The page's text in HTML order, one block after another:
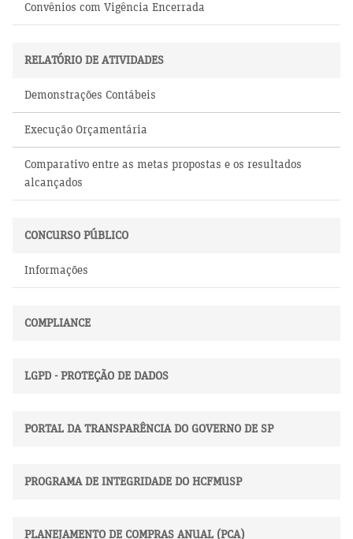
Convênios com Vigência Encerrada
RELATÓRIO DE ATIVIDADES
Demonstrações Contábeis
Execução Orçamentária
Comparativo entre as metas propostas e os resultados
alcançados
CONCURSO PÚBLICO
Informações
COMPLIANCE
LGPD - PROTEÇÃO DE DADOS
PORTAL DA TRANSPARÊNCIA DO GOVERNO DE SP
PROGRAMA DE INTEGRIDADE DO HCFMUSP
PLANEJAMENTO DE COMPRAS ANUAL (PCA)